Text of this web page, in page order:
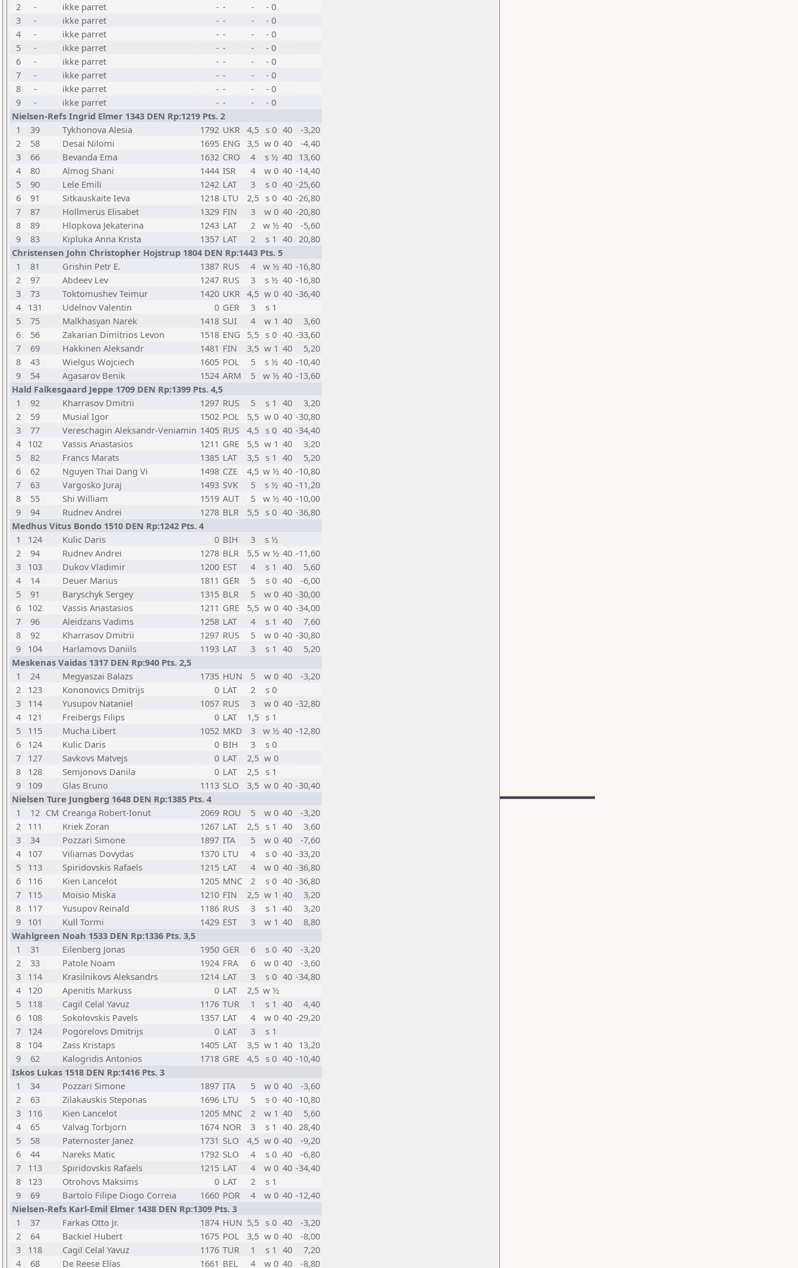
2
- ikke parret - - -
- 0
3
- ikke parret - - -
- 0
4
- ikke parret - - -
- 0
5
- ikke parret - - -
- 0
6
- ikke parret - - -
- 0
7
- ikke parret - - -
- 0
8
- ikke parret - - -
- 0
9
- ikke parret - - -
- 0
Nielsen-Refs Ingrid Elmer 1343 DEN Rp:1219 Pts. 2
1
39 Tykhonova Alesia 1792 UKR 4,5 s 0 40
-3,20
2
58 Desai Nilomi 1695 ENG 3,5 w 0 40
-4,40
3
66 Bevanda Ema 1632 CRO 4 s ½ 40 13,60
4
80 Almog Shani 1444 ISR 4 w 0 40 -14,40
5
90 Lele Emili 1242 LAT 3 s 0 40 -25,60
6
91 Sitkauskaite Ieva 1218 LTU 2,5 s 0 40 -26,80
7
87 Hollmerus Elisabet 1329 FIN 3 w 0 40 -20,80
8
89 Hlopkova Jekaterina 1243 LAT 2 w ½ 40
-5,60
9
83 Kipluka Anna Krista 1357 LAT 2 s 1 40 20,80
Christensen John Christopher Hojstrup 1804 DEN Rp:1443 Pts. 5
1
81 Grishin Petr E. 1387 RUS 4 w ½ 40 -16,80
2
97 Abdeev Lev 1247 RUS 3 s ½ 40 -16,80
3
73 Toktomushev Teimur 1420 UKR 4,5 w 0 40 -36,40
4
131 Udelnov Valentin 0 GER 3
s 1
5
75 Malkhasyan Narek 1418 SUI 4 w 1 40
3,60
6
56 Zakarian Dimitrios Levon 1518 ENG 5,5 s 0 40 -33,60
7
69 Hakkinen Aleksandr 1481 FIN 3,5 w 1 40
5,20
8
43 Wielgus Wojciech 1605 POL 5 s ½ 40 -10,40
9
54 Agasarov Benik 1524 ARM 5 w ½ 40 -13,60
Hald Falkesgaard Jeppe 1709 DEN Rp:1399 Pts. 4,5
1
92 Kharrasov Dmitrii 1297 RUS 5 s 1 40
3,20
2
59 Musial Igor 1502 POL 5,5 w 0 40 -30,80
3
77 Vereschagin Aleksandr-Veniamin 1405 RUS 4,5 s 0 40 -34,40
4
102 Vassis Anastasios 1211 GRE 5,5 w 1 40
3,20
5
82 Francs Marats 1385 LAT 3,5 s 1 40
5,20
6
62 Nguyen Thai Dang Vi 1498 CZE 4,5 w ½ 40 -10,80
7
63 Vargosko Juraj 1493 SVK 5 s ½ 40 -11,20
8
55 Shi William 1519 AUT 5 w ½ 40 -10,00
9
94 Rudnev Andrei 1278 BLR 5,5 s 0 40 -36,80
Medhus Vitus Bondo 1510 DEN Rp:1242 Pts. 4
1
124 Kulic Daris 0 BIH 3
s ½
2
94 Rudnev Andrei 1278 BLR 5,5 w ½ 40 -11,60
3
103 Dukov Vladimir 1200 EST 4 s 1 40
5,60
4
14 Deuer Marius 1811 GER 5 s 0 40
-6,00
5
91 Baryschyk Sergey 1315 BLR 5 w 0 40 -30,00
6
102 Vassis Anastasios 1211 GRE 5,5 w 0 40 -34,00
7
96 Aleidzans Vadims 1258 LAT 4 s 1 40
7,60
8
92 Kharrasov Dmitrii 1297 RUS 5 w 0 40 -30,80
9
104 Harlamovs Daniils 1193 LAT 3 s 1 40
5,20
Meskenas Vaidas 1317 DEN Rp:940 Pts. 2,5
1
24 Megyaszai Balazs 1735 HUN 5 w 0 40
-3,20
2
123 Kononovics Dmitrijs 0 LAT 2
s 0
3
114 Yusupov Nataniel 1057 RUS 3 w 0 40 -32,80
4
121 Freibergs Filips 0 LAT 1,5 s 1
5
115 Mucha Libert 1052 MKD 3 w ½ 40 -12,80
6
124 Kulic Daris 0 BIH 3
s 0
7
127 Savkovs Matvejs 0 LAT 2,5 w 0
8
128 Semjonovs Danila 0 LAT 2,5 s 1
9
109 Glas Bruno 1113 SLO 3,5 w 0 40 -30,40
Nielsen Ture Jungberg 1648 DEN Rp:1385 Pts. 4
1
12 CM Creanga Robert-Ionut 2069 ROU 5 w 0 40
-3,20
2
111 Kriek Zoran 1267 LAT 2,5 s 1 40
3,60
3
34 Pozzari Simone 1897 ITA 5 w 0 40
-7,60
4
107 Viliamas Dovydas 1370 LTU 4 s 0 40 -33,20
5
113 Spiridovskis Rafaels 1215 LAT 4 w 0 40 -36,80
6
116 Kien Lancelot 1205 MNC 2 s 0 40 -36,80
7
115 Moisio Miska 1210 FIN 2,5 w 1 40
3,20
8
117 Yusupov Reinald 1186 RUS 3 s 1 40
3,20
9
101 Kull Tormi 1429 EST 3 w 1 40
8,80
Wahlgreen Noah 1533 DEN Rp:1336 Pts. 3,5
1
31 Eilenberg Jonas 1950 GER 6 s 0 40
-3,20
2
33 Patole Noam 1924 FRA 6 w 0 40
-3,60
3
114 Krasilnikovs Aleksandrs 1214 LAT 3 s 0 40 -34,80
4
120 Apenitis Markuss 0 LAT 2,5 w ½
5
118 Cagil Celal Yavuz 1176 TUR 1 s 1 40
4,40
6
108 Sokolovskis Pavels 1357 LAT 4 w 0 40 -29,20
7
124 Pogorelovs Dmitrijs 0 LAT 3
s 1
8
104 Zass Kristaps 1405 LAT 3,5 w 1 40 13,20
9
62 Kalogridis Antonios 1718 GRE 4,5 s 0 40 -10,40
Iskos Lukas 1518 DEN Rp:1416 Pts. 3
1
34 Pozzari Simone 1897 ITA 5 w 0 40
-3,60
2
63 Zilakauskis Steponas 1696 LTU 5 s 0 40 -10,80
3
116 Kien Lancelot 1205 MNC 2 w 1 40
5,60
4
65 Valvag Torbjorn 1674 NOR 3 s 1 40 28,40
5
58 Paternoster Janez 1731 SLO 4,5 w 0 40
-9,20
6
44 Nareks Matic 1792 SLO 4 s 0 40
-6,80
7
113 Spiridovskis Rafaels 1215 LAT 4 w 0 40 -34,40
8
123 Otrohovs Maksims 0 LAT 2
s 1
9
69 Bartolo Filipe Diogo Correia 1660 POR 4 w 0 40 -12,40
Nielsen-Refs Karl-Emil Elmer 1438 DEN Rp:1309 Pts. 3
1
37 Farkas Otto Jr. 1874 HUN 5,5 s 0 40
-3,20
2
64 Backiel Hubert 1675 POL 3,5 w 0 40
-8,00
3
118 Cagil Celal Yavuz 1176 TUR 1 s 1 40
7,20
4
68 De Reese Elias 1661 BEL 4 w 0 40 -8,80